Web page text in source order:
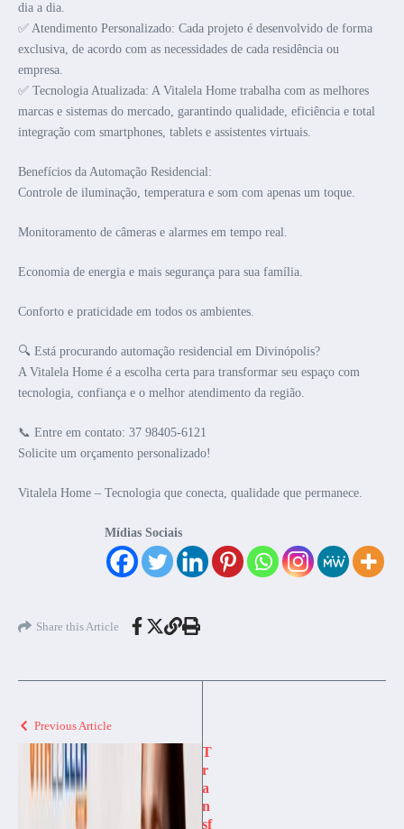
dia a dia.
✅ Atendimento Personalizado: Cada projeto é desenvolvido de forma
exclusiva, de acordo com as necessidades de cada residência ou
empresa.
✅ Tecnologia Atualizada: A Vitalela Home trabalha com as melhores
marcas e sistemas do mercado, garantindo qualidade, eficiência e total
integração com smartphones, tablets e assistentes virtuais.
Benefícios da Automação Residencial:
Controle de iluminação, temperatura e som com apenas um toque.
Monitoramento de câmeras e alarmes em tempo real.
Economia de energia e mais segurança para sua família.
Conforto e praticidade em todos os ambientes.
🔍 Está procurando automação residencial em Divinópolis?
A Vitalela Home é a escolha certa para transformar seu espaço com
tecnologia, confiança e o melhor atendimento da região.
📞 Entre em contato: 37 98405-6121
Solicite um orçamento personalizado!
Vitalela Home – Tecnologia que conecta, qualidade que permanece.
Mídias Sociais
Share this Article
Previous Article
T
r
a
n
sf